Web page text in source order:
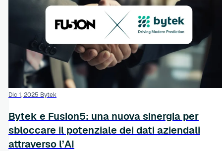
Dic 1, 2025 Bytek
Bytek e Fusion5: una nuova sinergia per
sbloccare il potenziale dei dati aziendali
attraverso l’AI